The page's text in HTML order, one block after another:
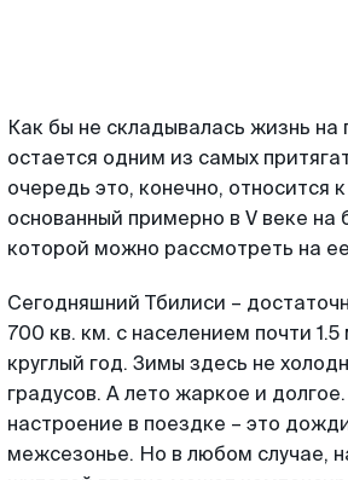
Как бы не складывалась жизнь на
остается одним из самых
очередь это, конечно, относится
основанный примерно в V веке
которой можно рассмотреть на
Сегодняшний Тбилиси –
700 кв. км. с населением почти
круглый год. Зимы здесь не
градусов. А лето жаркое и
настроение в поездке – это
межсезонье. Но в любом случае,